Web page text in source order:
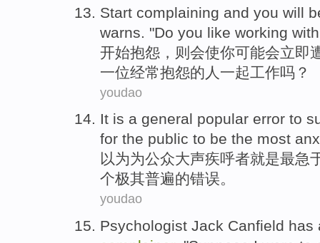
Start complaining and you will
warns . "Do you like working with
开始抱怨 ，则 会使你可能会立即
一位经常抱怨的 人一起工作吗？
youdao
It is a general popular error to
for the public to be the most
以为为公众大声疾呼者就是最急
个极其普遍的错误。
youdao
Psychologist Jack Canfield has